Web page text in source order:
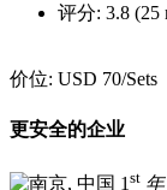
评分: 3.8 (25
价位: USD 70/Sets
更安全的企业
1 st 年